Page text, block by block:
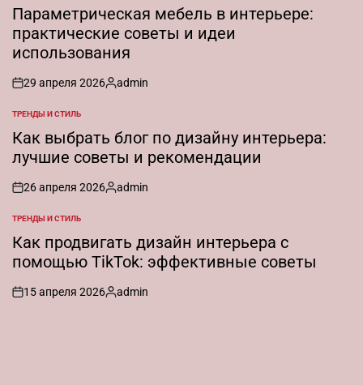
ВПараметрическая мебель в интерьере:
практические советы и идеи
использования
on
29 апреля 2026
Запись
admin
ОПУБЛИКОВАНО
В
ТРЕНДЫ И СТИЛЬ
Как выбрать блог по дизайну интерьера:
лучшие советы и рекомендации
on
26 апреля 2026
Запись
admin
ОПУБЛИКОВАНО
В
ТРЕНДЫ И СТИЛЬ
Как продвигать дизайн интерьера с
помощью TikTok: эффективные советы
on
15 апреля 2026
Запись
admin